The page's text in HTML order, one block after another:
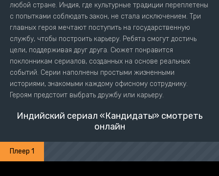
любой стране. Индия, где культурные традиции переплетены
с попытками соблюдать закон, не стала исключением. Три
главных героя мечтают поступить на государственную
службу, чтобы построить карьеру. Ребята смогут достичь
цели, поддерживая друг друга. Сюжет понравится
поклонникам сериалов, созданных на основе реальных
событий. Серии наполнены простыми жизненными
историями, знакомыми каждому офисному сотруднику.
Героям предстоит выбрать дружбу или карьеру.
Индийский сериал «Кандидаты» смотреть
онлайн
Плеер 1